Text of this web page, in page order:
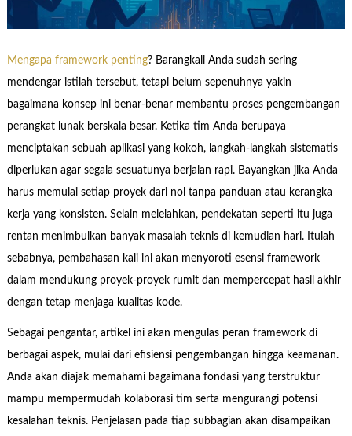
Mengapa framework penting? Barangkali Anda sudah sering
mendengar istilah tersebut, tetapi belum sepenuhnya yakin
bagaimana konsep ini benar-benar membantu proses pengembangan
perangkat lunak berskala besar. Ketika tim Anda berupaya
menciptakan sebuah aplikasi yang kokoh, langkah-langkah sistematis
diperlukan agar segala sesuatunya berjalan rapi. Bayangkan jika Anda
harus memulai setiap proyek dari nol tanpa panduan atau kerangka
kerja yang konsisten. Selain melelahkan, pendekatan seperti itu juga
rentan menimbulkan banyak masalah teknis di kemudian hari. Itulah
sebabnya, pembahasan kali ini akan menyoroti esensi framework
dalam mendukung proyek-proyek rumit dan mempercepat hasil akhir
dengan tetap menjaga kualitas kode.
Sebagai pengantar, artikel ini akan mengulas peran framework di
berbagai aspek, mulai dari efisiensi pengembangan hingga keamanan.
Anda akan diajak memahami bagaimana fondasi yang terstruktur
mampu mempermudah kolaborasi tim serta mengurangi potensi
kesalahan teknis. Penjelasan pada tiap subbagian akan disampaikan